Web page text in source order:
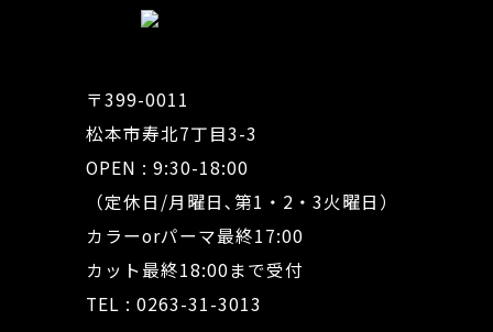
〒399-0011
松本市寿北7丁目3-3
OPEN : 9:30-18:00
（定休日/月曜日､第1・2・3火曜日）
カラーorパーマ最終17:00
カット最終18:00まで受付
TEL : 0263-31-3013